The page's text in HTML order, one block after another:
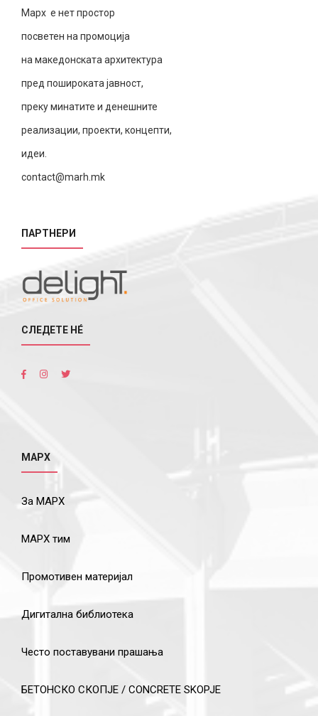
Марх е нет простор
посветен на промоција
на македонската архитектура
пред пошироката јавност,
преку минатите и денешните
реализации, проекти, концепти,
идеи.
contact@marh.mk
ПАРТНЕРИ
СЛЕДЕТЕ НÉ
МАРХ
За МАРХ
МАРХ тим
Промотивен материјал
Дигитална библиотека
Често поставувани прашања
БЕТОНСКО СКОПЈЕ / CONCRETE SKOPJE